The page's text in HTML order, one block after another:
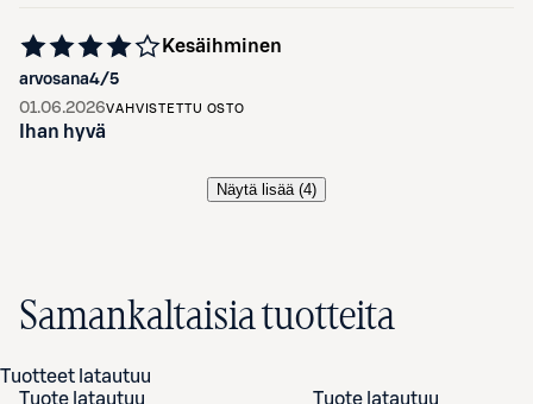
arvosana4/5
Kesäihminen
01.06.2026VAHVISTETTU OSTO
Ihan hyvä
Näytä lisää (4)
Samankaltaisia tuotteita
Tuotteet latautuu
Tuote latautuu
Tuote latautuu